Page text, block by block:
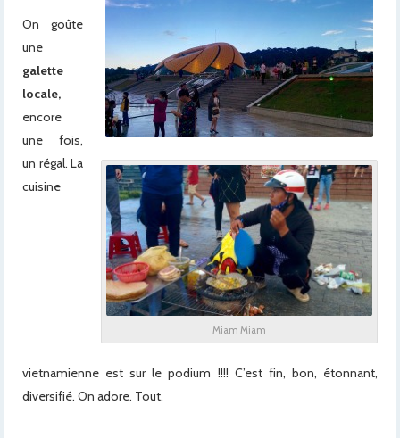
Miam Miam
On goûte
une
galette
locale,
encore
une fois,
un régal. La
cuisine
vietnamienne est sur le podium !!!! C’est fin, bon, étonnant,
diversifié. On adore. Tout.